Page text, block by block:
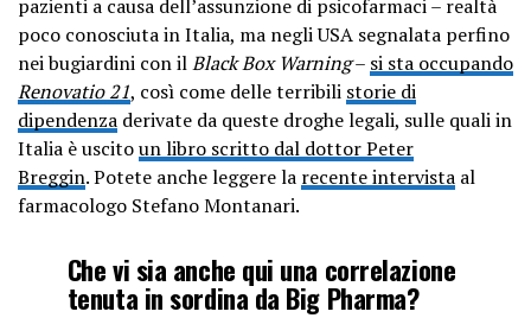
pazienti a causa dell’assunzione di psicofarmaci – realtà
poco conosciuta in Italia, ma negli USA segnalata perfino
nei bugiardini con ilBlack Box Warning– si sta occupando
Renovatio 21, così come delle terribili storie di
dipendenza derivate da queste droghe legali, sulle quali in
Italia è uscitoun libro scritto dal dottor Peter
Breggin. Potete anche leggere la recente intervista al
farmacologo Stefano Montanari.
Che vi sia anche qui una correlazione
tenuta in sordina da Big Pharma?